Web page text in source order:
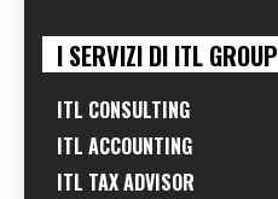
I SERVIZI DI ITL GROUP
ITL CONSULTING
ITL ACCOUNTING
ITL TAX ADVISOR